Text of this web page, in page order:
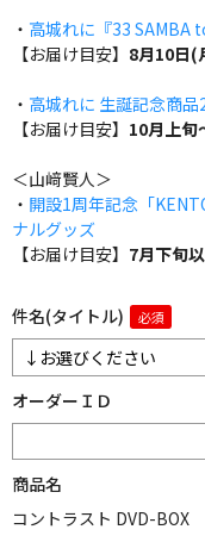
・ 高城れに『33 SAMBA
【お届け目安】 8月10日(
・ 高城れに 生誕記念商品
【お届け目安】 10月上旬
＜山﨑賢人＞
・ 開設1周年記念「
ナルグッズ
【お届け目安】 7月下旬
件名(タイトル)
オーダーＩＤ
商品名
コントラスト DVD-BOX